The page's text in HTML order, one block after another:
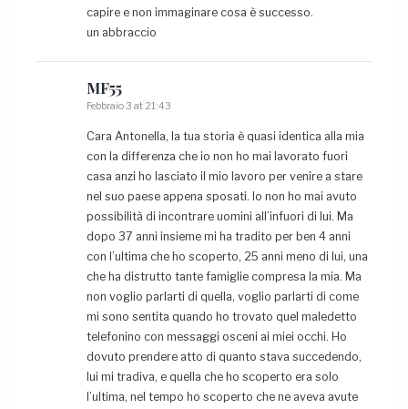
capire e non immaginare cosa è successo.
un abbraccio
MF55
Febbraio 3 at 21:43
Cara Antonella, la tua storia è quasi identica alla mia
con la differenza che io non ho mai lavorato fuori
casa anzi ho lasciato il mio lavoro per venire a stare
nel suo paese appena sposati. Io non ho mai avuto
possibilità di incontrare uomini all’infuori di lui. Ma
dopo 37 anni insieme mi ha tradito per ben 4 anni
con l’ultima che ho scoperto, 25 anni meno di lui, una
che ha distrutto tante famiglie compresa la mia. Ma
non voglio parlarti di quella, voglio parlarti di come
mi sono sentita quando ho trovato quel maledetto
telefonino con messaggi osceni ai miei occhi. Ho
dovuto prendere atto di quanto stava succedendo,
lui mi tradiva, e quella che ho scoperto era solo
l’ultima, nel tempo ho scoperto che ne aveva avute